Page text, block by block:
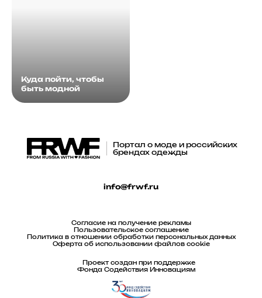
Куда пойти, чтобы
быть модной
Портал о моде и российских
брендах одежды
info@frwf.ru
Согласие на получение рекламы
Пользовательское соглашение
Политика в отношении обработки персональных данных
Оферта об использовании файлов cookie
Проект создан при поддержке
Фонда Содействия Инновациям